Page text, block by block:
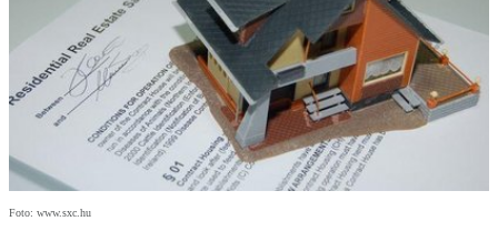
Foto: www.sxc.hu